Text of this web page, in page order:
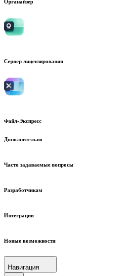
Органайзер
Сервер лицензирования
Файл-Экспресс
Дополнительно
Часто задаваемые вопросы
Разработчикам
Интеграции
Новые возможности
Навигация